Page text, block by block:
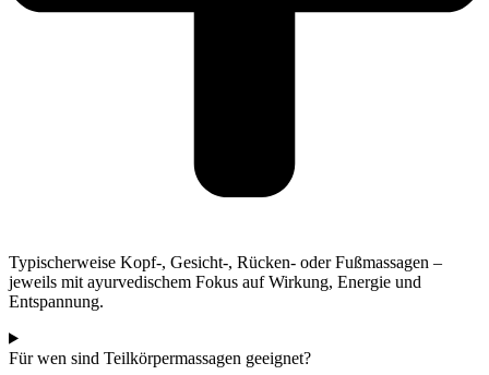
Typischerweise Kopf-, Gesicht-, Rücken- oder Fußmassagen –
jeweils mit ayurvedischem Fokus auf Wirkung, Energie und
Entspannung.
Für wen sind Teilkörpermassagen geeignet?